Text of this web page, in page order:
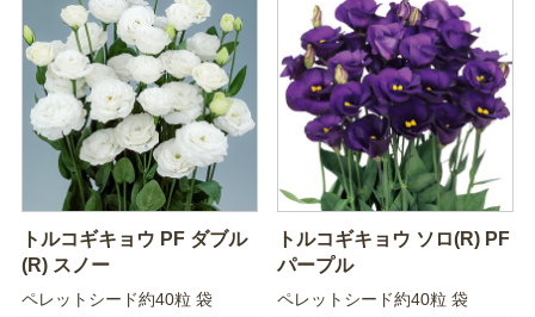
トルコギキョウ PF ダブル
(R) スノー
ペレットシード約40粒 袋
トルコギキョウ ソロ(R) PF
パープル
ペレットシード約40粒 袋